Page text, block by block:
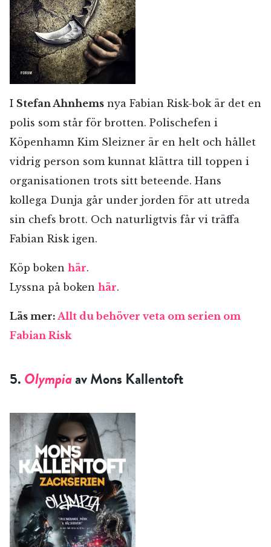
I Stefan Ahnhems nya Fabian Risk-bok är det en
polis som står för brotten. Polischefen i
Köpenhamn Kim Sleizner är en helt och hållet
vidrig person som kunnat klättra till toppen i
organisationen trots sitt beteende. Hans
kollega Dunja går under jorden för att utreda
sin chefs brott. Och naturligtvis får vi träffa
Fabian Risk igen.
Köp boken här.
Lyssna på boken här.
Läs mer: Allt du behöver veta om serien om
Fabian Risk
5.Olympiaav Mons Kallentoft